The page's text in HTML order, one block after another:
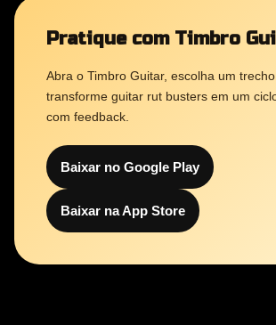
Pratique com Timbro
Abra o Timbro Guitar, escolha um
transforme guitar rut busters em um
com feedback.
Baixar no Google Play
Baixar na App Store